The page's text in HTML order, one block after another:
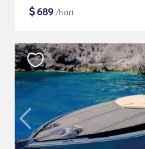
$689 /hari